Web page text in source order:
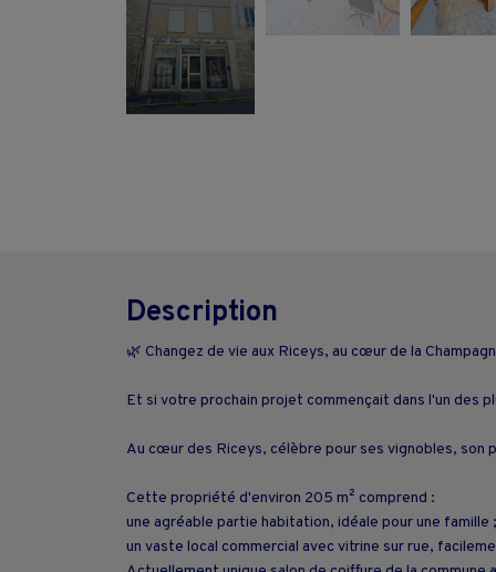
Description
🌿 Changez de vie aux Riceys, au cœur de la
Et si votre prochain projet commençait dans l'un des
Au cœur des Riceys, célèbre pour ses vignobles, son
Cette propriété d'environ 205 m² comprend :
une agréable partie habitation, idéale pour une famille ;
un vaste local commercial avec vitrine sur rue,